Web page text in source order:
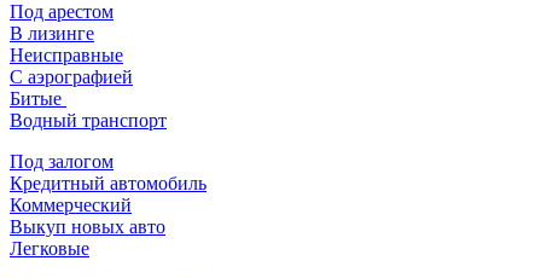
Под арестом
В лизинге
Неисправные
С аэрографией
Битые
Водный транспорт
Под залогом
Кредитный автомобиль
Коммерческий
Выкуп новых авто
Легковые